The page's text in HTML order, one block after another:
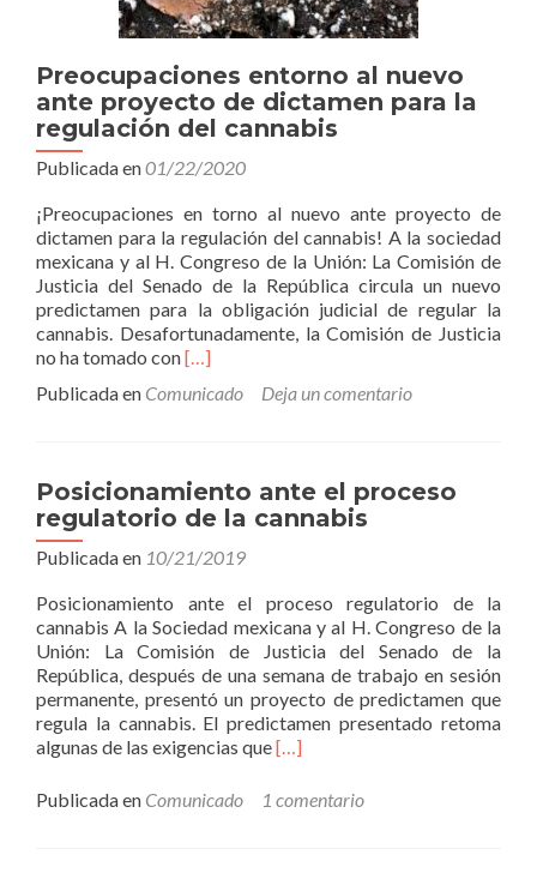
Preocupaciones entorno al nuevo
ante proyecto de dictamen para la
regulación del cannabis
Publicada en01/22/2020
¡Preocupaciones en torno al nuevo ante proyecto de
dictamen para la regulación del cannabis! A la sociedad
mexicana y al H. Congreso de la Unión: La Comisión de
Justicia del Senado de la República circula un nuevo
predictamen para la obligación judicial de regular la
cannabis. Desafortunadamente, la Comisión de Justicia
no ha tomado conLeer
entorno
ante
proyecto
de
dictamen
para
la
regulación
del
cannabis
[…]
Publicada en Comunicado Deja un comentario
Posicionamiento ante el proceso
regulatorio de la cannabis
Publicada en 10/21/2019
Posicionamiento ante el proceso regulatorio de la
cannabis A la Sociedad mexicana y al H. Congreso de la
Unión: La Comisión de Justicia del Senado de la
República, después de una semana de trabajo en sesión
permanente, presentó un proyecto de predictamen que
regula la cannabis. El predictamen presentado retoma
algunas de las exigencias queLeer
ante
[…]
Publicada en Comunicado 1 comentario